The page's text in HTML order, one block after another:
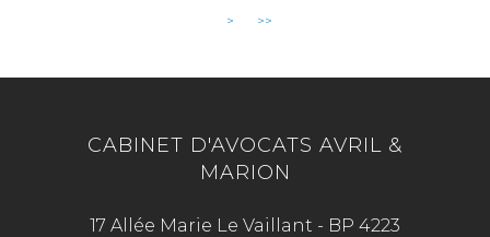
> >>
CABINET D'AVOCATS AVRIL &
MARION
17 Allée Marie Le Vaillant - BP 4223